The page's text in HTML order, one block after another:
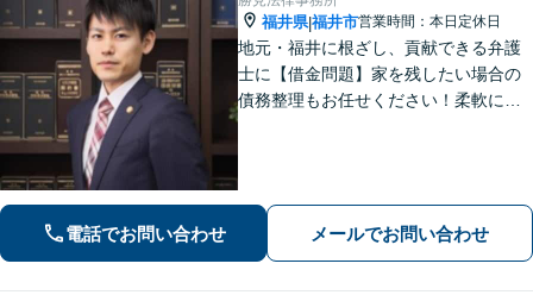
福井県|福井市営業時間：本日定休日
地元・福井に根ざし、貢献できる弁護
士に【借金問題】家を残したい場合の
債務整理もお任せください！柔軟に対
続・相続放棄ご相談ください
電話でお問い合わせ メールでお問い合わせ